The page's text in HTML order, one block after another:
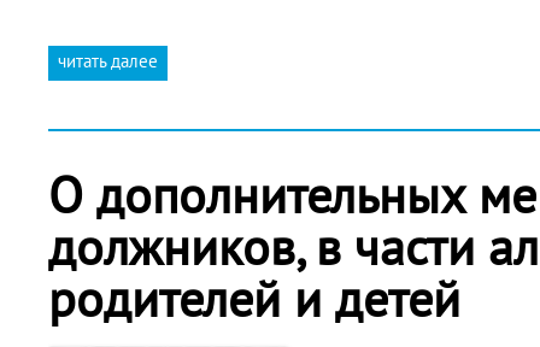
читать далее
О дополнительных
должников, в части
родителей и детей